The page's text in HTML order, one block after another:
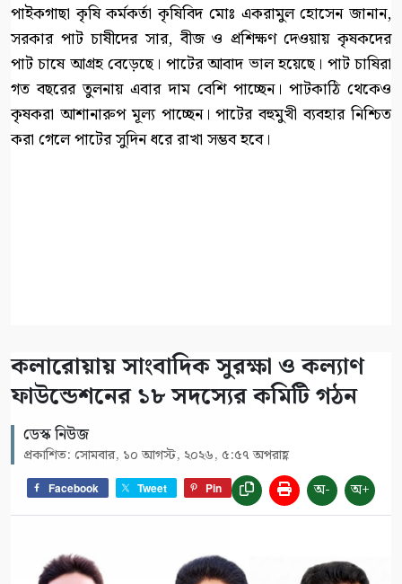
পাইকগাছা কৃষি কর্মকর্তা কৃষিবিদ মোঃ একরামুল হোসেন জানান,
সরকার পাট চাষীদের সার, বীজ ও প্রশিক্ষণ দেওয়ায় কৃষকদের
পাট চাষে আগ্রহ বেড়েছে। পাটের আবাদ ভাল হয়েছে। পাট চাষিরা
গত বছরের তুলনায় এবার দাম বেশি পাচ্ছেন। পাটকাঠি থেকেও
কৃষকরা আশানারুপ মূল্য পাচ্ছেন। পাটের বহুমুখী ব্যবহার নিশ্চিত
করা গেলে পাটের সুদিন ধরে রাখা সম্ভব হবে।
কলারোয়ায় সাংবাদিক সুরক্ষা ও কল্যাণ
ফাউন্ডেশনের ১৮ সদস্যের কমিটি গঠন
ডেস্ক নিউজ
প্রকাশিত: সোমবার, ১০ আগস্ট, ২০২৬, ৫:৫৭ অপরাহ্ণ
Facebook Tweet Pin অ- অ+